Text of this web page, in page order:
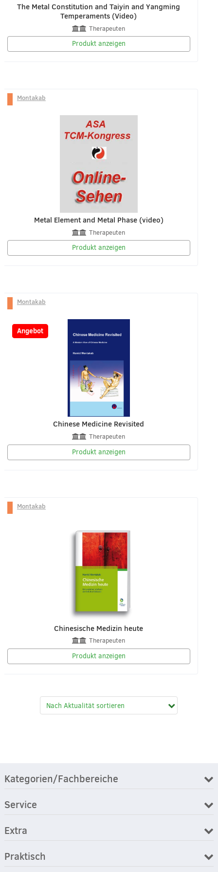
The Metal Constitution and Taiyin and Yangming
Temperaments (Video)
Therapeuten
Produkt anzeigen
Montakab
Metal Element and Metal Phase (video)
Therapeuten
Produkt anzeigen
Montakab
-26%
Angebot
Chinese Medicine Revisited
Therapeuten
Produkt anzeigen
Montakab
Chinesische Medizin heute
Therapeuten
Produkt anzeigen
Kategorien/Fachbereiche
Service
Extra
Praktisch